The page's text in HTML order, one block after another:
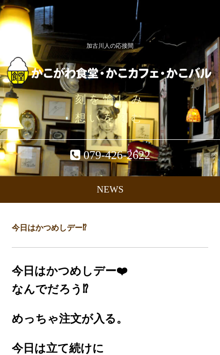
加古川人の応接間
刻を愉しみ
想いを刻む
079-426-2622
NEWS
今日はかつめしデー⁉️
今日はかつめしデー❤️
なんでだろう⁉️
めっちゃ注文が入る。
今日は立て続けに